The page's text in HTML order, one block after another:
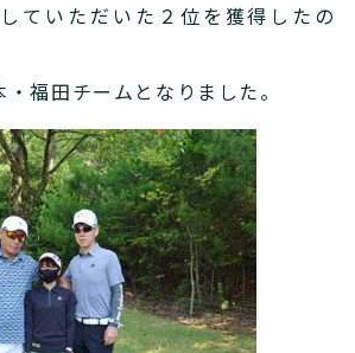
ていただいた２位を獲得したの
福田チームとなりました。